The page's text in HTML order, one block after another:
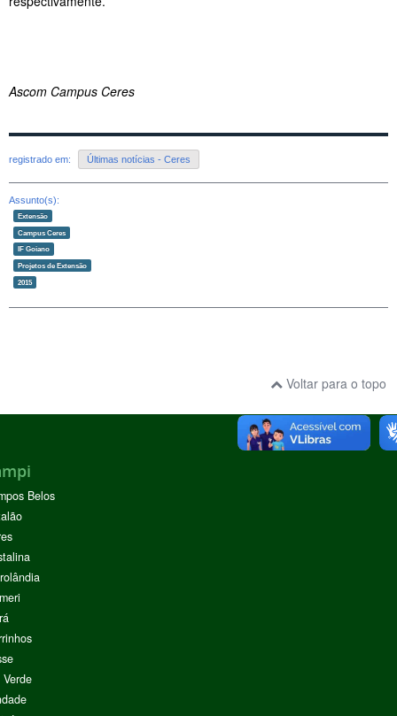
Ascom Campus Ceres
registrado em: Últimas notícias - Ceres
Assunto(s):
Extensão
Campus Ceres
IF Goiano
Projetos de Extensão
2015
Voltar para o topo
Belos